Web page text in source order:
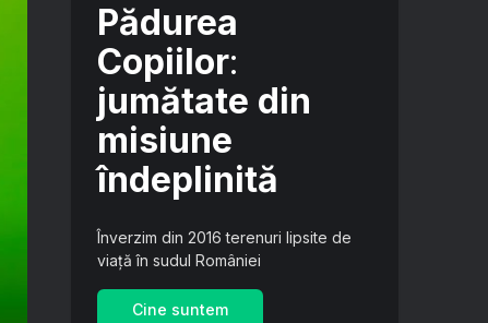
Pădurea
Copiilor:
jumătate din
misiune
îndeplinită
Înverzim din 2016 terenuri lipsite de
viață în sudul României
Cine suntem